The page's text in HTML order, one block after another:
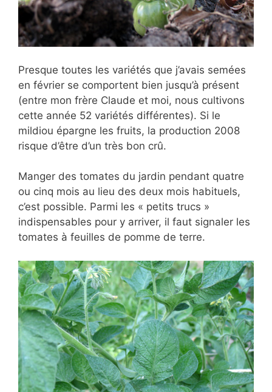
Presque toutes les variétés que j’avais semées
en février se comportent bien jusqu’à présent
(entre mon frère Claude et moi, nous cultivons
cette année 52 variétés différentes). Si le
mildiou épargne les fruits, la production 2008
risque d’être d’un très bon crû.
Manger des tomates du jardin pendant quatre
ou cinq mois au lieu des deux mois habituels,
c’est possible. Parmi les « petits trucs »
indispensables pour y arriver, il faut signaler les
tomates à feuilles de pomme de terre.